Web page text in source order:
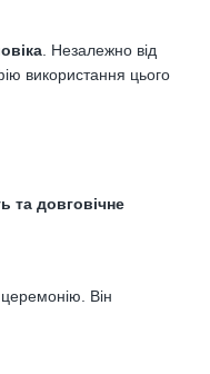
. Незалежно від
використання цього
та довговічне
Він